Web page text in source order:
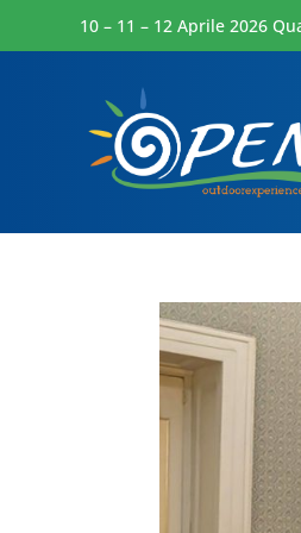
10 – 11 – 12 Aprile 2026